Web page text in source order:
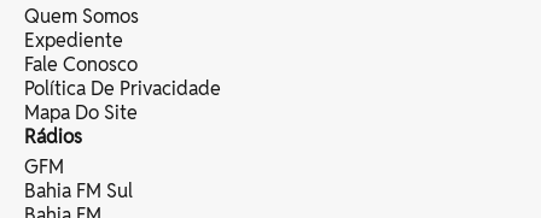
Quem Somos
Expediente
Fale Conosco
Política De Privacidade
Mapa Do Site
Rádios
GFM
Bahia FM Sul